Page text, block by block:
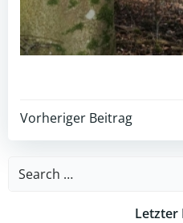
Post
navigation
Vorheriger Beitrag
Search
Letzter